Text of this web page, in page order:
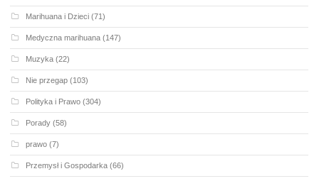
Marihuana i Dzieci (71)
Medyczna marihuana (147)
Muzyka (22)
Nie przegap (103)
Polityka i Prawo (304)
Porady (58)
prawo (7)
Przemysł i Gospodarka (66)